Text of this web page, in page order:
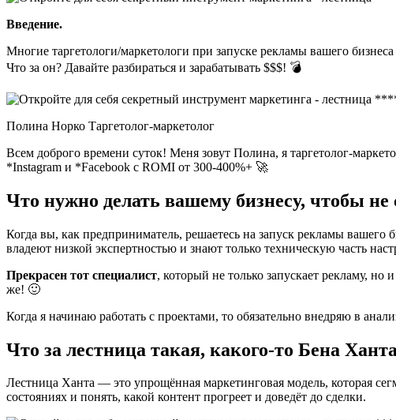
Введение.
Многие таргетологи/маркетологи при запуске рекламы вашего
Что за он? Давайте разбираться и зарабатывать $$$! 💣
Полина Норко Таргетолог-маркетолог
Всем доброго времени суток! Меня зовут Полина, я таргетолог-
*Instagram и *Facebook с ROMI от 300-400%+ 🚀
Что нужно делать вашему бизнесу, чтобы
Когда вы, как предприниматель, решаетесь на запуск рекламы вашего
владеют низкой экспертностью и знают только техническую часть
Прекрасен тот специалист, который не только запускает рекламу, но
же! 🙂
Когда я начинаю работать с проектами, то обязательно внедряю в
Что за лестница такая, какого-то Бена
Лестница Ханта — это упрощённая маркетинговая модель, которая
состояниях и понять, какой контент прогреет и доведёт до сделки.